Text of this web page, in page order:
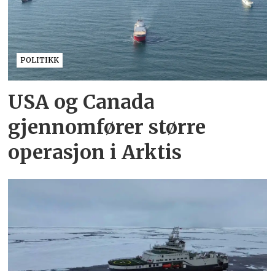
POLITIKK
USA og Canada
gjennomfører større
operasjon i Arktis